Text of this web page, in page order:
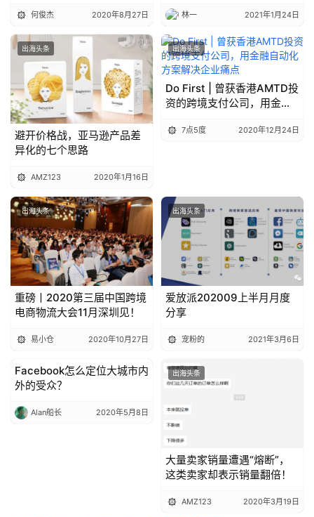
何俊杰 2020年8月27日 林一 2021年1月24日
出海头条
避开价格战，亚马逊产品差
AMZ123 2020年1月16日
出海头条
Do First | 曾获香港AMTD投
资的跨境支付公司，用金融
7点5度 2020年12月24日
出海头条
重磅丨2020第三届中国跨境
电商物流大会11月深圳见！
易小仓 2020年10月27日
出海头条
爱放派202009上半月月度
分享
宠粉的 2021年3月6日
出海头条
Facebook怎么定位大城市内
外的受众？
Alan船长 2020年5月8日
出海头条
大量卖家销量遭遇“熔断”，
这类卖家却表示销量翻倍！
AMZ123 2020年3月19日